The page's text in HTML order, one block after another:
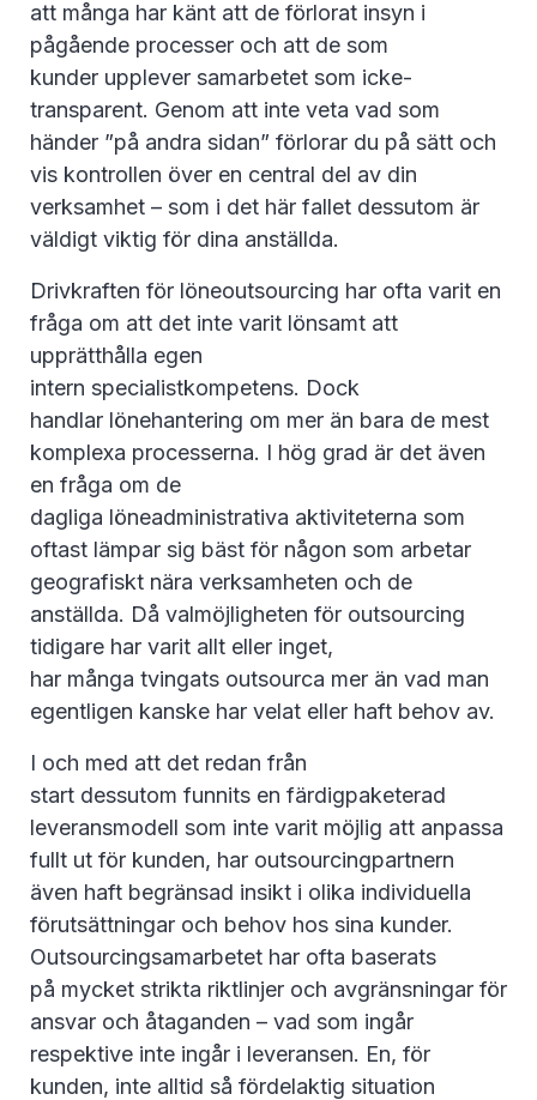
att många har känt att de förlorat insyn i
pågående processer och att de som
kunder upplever samarbetet som icke-
transparent. Genom att inte veta vad som
händer ”på andra sidan” förlorar du på sätt och
vis kontrollen över en central del av din
verksamhet – som i det här fallet dessutom är
väldigt viktig för dina anställda.
Drivkraften för löneoutsourcing har ofta varit en
fråga om att det inte varit lönsamt att
upprätthålla egen
intern specialistkompetens. Dock
handlar lönehantering om mer än bara de mest
komplexa processerna. I hög grad är det även
en fråga om de
dagliga löneadministrativa aktiviteterna som
oftast lämpar sig bäst för någon som arbetar
geografiskt nära verksamheten och de
anställda. Då valmöjligheten för outsourcing
tidigare har varit allt eller inget,
har många tvingats outsourca mer än vad man
egentligen kanske har velat eller haft behov av.
I och med att det redan från
start dessutom funnits en färdigpaketerad
leveransmodell som inte varit möjlig att anpassa
fullt ut för kunden, har outsourcingpartnern
även haft begränsad insikt i olika individuella
förutsättningar och behov hos sina kunder.
Outsourcingsamarbetet har ofta baserats
på mycket strikta riktlinjer och avgränsningar för
ansvar och åtaganden – vad som ingår
respektive inte ingår i leveransen. En, för
kunden, inte alltid så fördelaktig situation